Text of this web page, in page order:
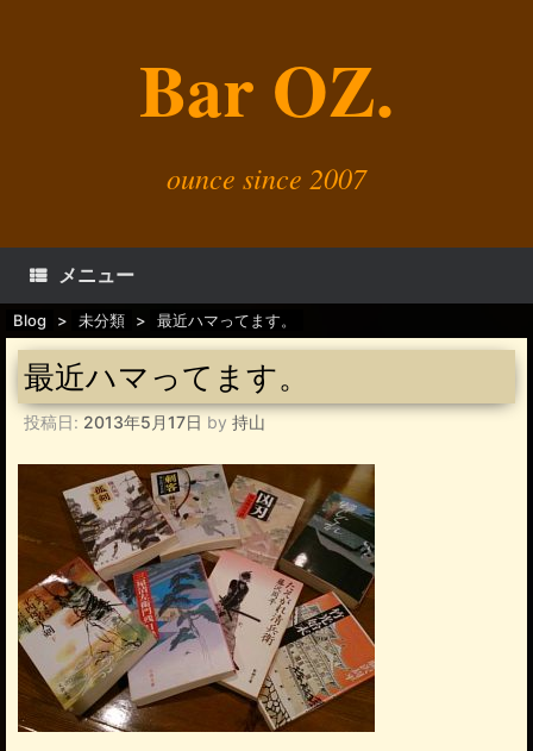
Bar OZ.
ounce since 2007
メニュー
Blog > 未分類 > 最近ハマってます。
最近ハマってます。
投稿日: 2013年5月17日 by 持山